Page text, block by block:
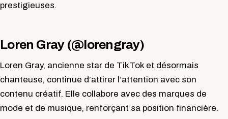
prestigieuses.
Loren Gray (@lorengray)
Loren Gray, ancienne star de TikTok et désormais
chanteuse, continue d’attirer l’attention avec son
contenu créatif. Elle collabore avec des marques de
mode et de musique, renforçant sa position financière.